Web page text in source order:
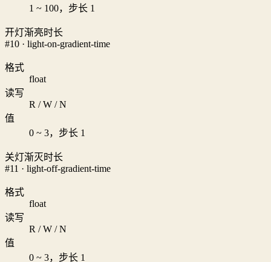
1 ~ 100，步长 1
开灯渐亮时长
#10 · light-on-gradient-time
格式
float
读写
R / W / N
值
0 ~ 3，步长 1
关灯渐灭时长
#11 · light-off-gradient-time
格式
float
读写
R / W / N
值
0 ~ 3，步长 1